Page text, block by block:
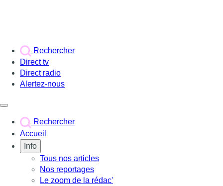
Rechercher
Direct tv
Direct radio
Alertez-nous
Rechercher
Accueil
Info
Tous nos articles
Nos reportages
Le zoom de la rédac'